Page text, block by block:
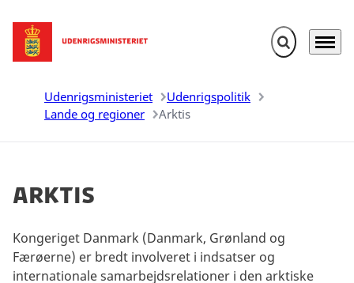
Gå til forsiden Fold søgefelt
Menu
Udenrigsministeriet
Udenrigspolitik
Lande og regioner
Arktis
Arktis
Kongeriget Danmark (Danmark, Grønland og
Færøerne) er bredt involveret i indsatser og
internationale samarbejdsrelationer i den arktiske